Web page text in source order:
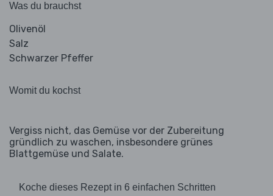
Was du brauchst
Olivenöl
Salz
Schwarzer Pfeffer
Womit du kochst
Vergiss nicht, das Gemüse vor der Zubereitung
gründlich zu waschen, insbesondere grünes
Blattgemüse und Salate.
Koche dieses Rezept in 6 einfachen Schritten